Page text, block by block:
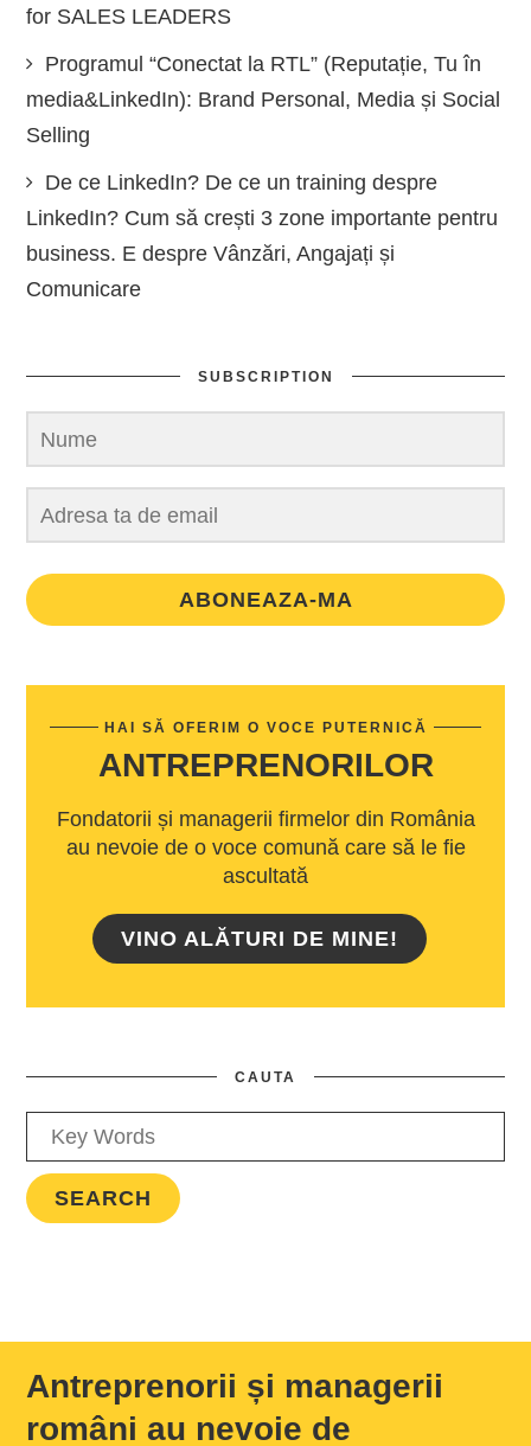
for SALES LEADERS
Programul “Conectat la RTL” (Reputație, Tu în
media&LinkedIn): Brand Personal, Media și Social
Selling
De ce LinkedIn? De ce un training despre
LinkedIn? Cum să crești 3 zone importante pentru
business. E despre Vânzări, Angajați și
Comunicare
SUBSCRIPTION
ABONEAZA-MA
HAI SĂ OFERIM O VOCE PUTERNICĂ
ANTREPRENORILOR
Fondatorii și managerii firmelor din România
au nevoie de o voce comună care să le fie
ascultată
VINO ALĂTURI DE MINE!
CAUTA
Antreprenorii și managerii
români au nevoie de